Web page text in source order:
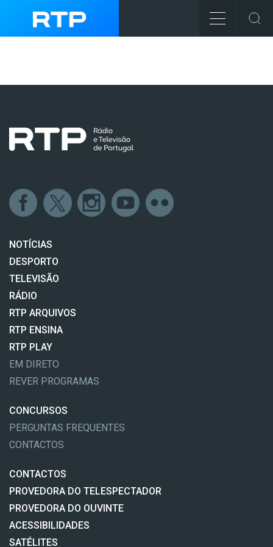
NOTÍCIAS
DESPORTO
TELEVISÃO
RÁDIO
RTP ARQUIVOS
RTP ENSINA
RTP PLAY
EM DIRETO
REVER PROGRAMAS
CONCURSOS
PERGUNTAS FREQUENTES
CONTACTOS
CONTACTOS
PROVEDORA DO TELESPECTADOR
PROVEDORA DO OUVINTE
ACESSIBILIDADES
SATÉLITES